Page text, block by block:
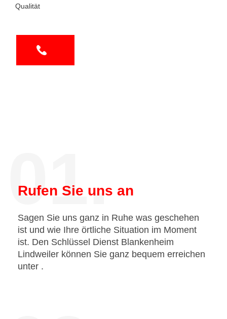
Qualität
01.
Rufen Sie uns an
Sagen Sie uns ganz in Ruhe was geschehen
ist und wie Ihre örtliche Situation im Moment
ist. Den Schlüssel Dienst Blankenheim
Lindweiler können Sie ganz bequem erreichen
unter .